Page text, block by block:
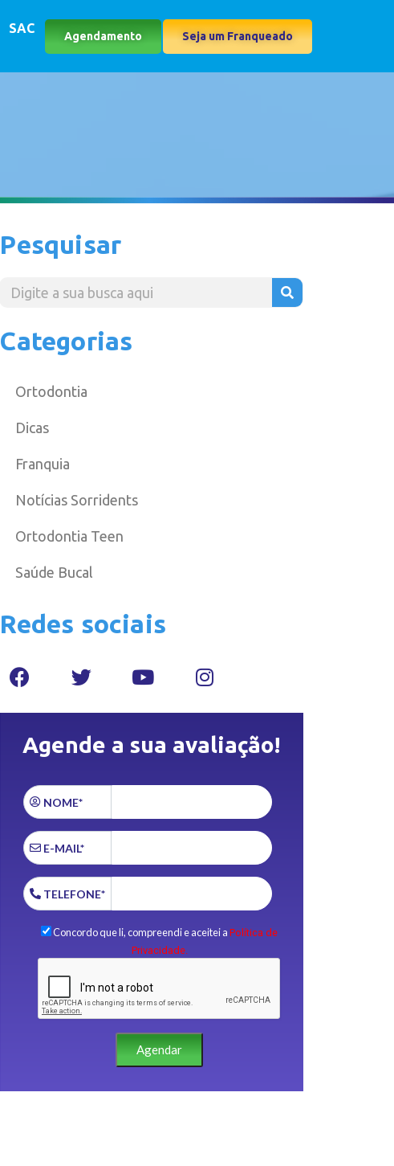
SAC
Agendamento Seja um Franqueado
Pesquisar
Categorias
Ortodontia
Dicas
Franquia
Notícias Sorridents
Ortodontia Teen
Saúde Bucal
Redes sociais
Agende a sua avaliação!
NOME*
E-MAIL*
TELEFONE*
Concordo que li, compreendi e aceitei aPolítica de
Privacidade.
Agendar